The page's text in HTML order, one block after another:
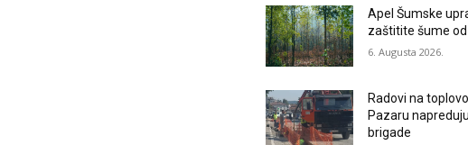
Apel Šumske
zaštitite šume
6. Augusta 2026.
Radovi na
Pazaru
brigade